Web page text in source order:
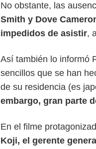
No obstante, las
Smith y Dove
impedidos de asistir,
Así también lo informó
sencillos que se han
de su residencia (es
embargo, gran parte
En el filme
Koji, el gerente